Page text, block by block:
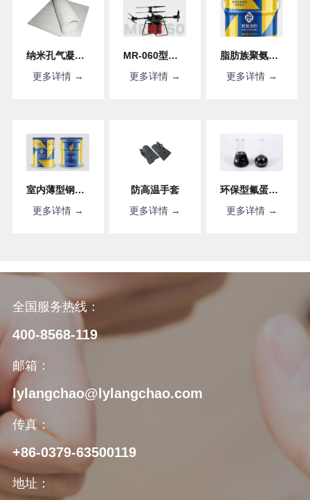
纳米孔气凝胶绝热毡
更多详情 →
MR-060型四轴八旋翼无人机平台
更多详情 →
脂肪族聚氨酯防腐面漆
更多详情 →
室内薄型钢结构防火涂料
更多详情 →
防高温手套
更多详情 →
环保型氟蛋白泡沫灭火剂FP3/6%
更多详情 →
全国服务热线：
400-8568-119
邮箱：
lylangchao@lylangchao.com
传真：
+86-0379-63500119
地址：